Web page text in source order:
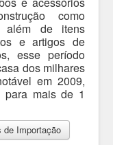
como
além de itens
e artigos de
esse período
dos milhares
em 2009,
para mais de 1
de Importação